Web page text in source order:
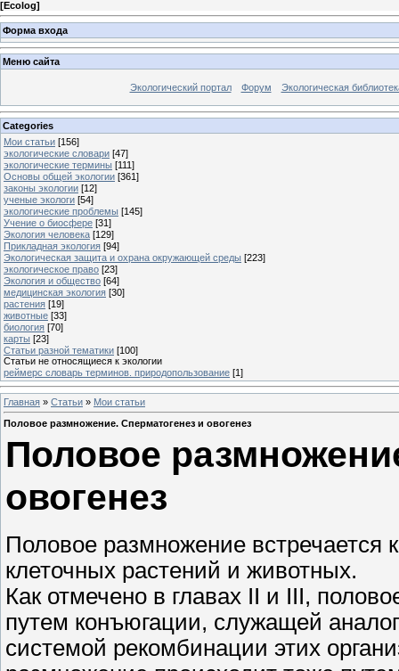
[Ecolog]
Форма входа
Меню сайта
Экологический портал Форум Экологическая
Categories
Мои статьи [156]
экологические словари [47]
экологические термины [111]
Основы общей экологии [361]
законы экологии [12]
ученые экологи [54]
экологические проблемы [145]
Учение о биосфере [31]
Экология человека [129]
Прикладная экология [94]
Экологическая защита и охрана окружающей среды [223]
экологическое право [23]
Экология и общество [64]
медицинская экология [30]
растения [19]
животные [33]
биология [70]
карты [23]
Статьи разной тематики [100]
Статьи не относящиеся к экологии
реймерс словарь терминов. природопользование [1]
Главная » Статьи » Мои статьи
Половое размножение. Сперматогенез и овогенез
Половое
овогенез
Половое размножение встречается
клеточных растений и животных.
Как отмечено в главах II и III,
путем конъюгации, служащей
системой рекомбинации этих